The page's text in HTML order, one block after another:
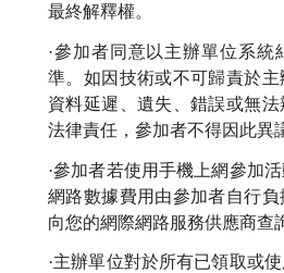
最終解釋權。
·參加者同意以主辦單位系統
準。如因技術或不可歸責於
資料延遲、遺失、錯誤或無
法律責任，參加者不得因此異
·參加者若使用手機上網參加
網路數據費用由參加者自行
向您的網際網路服務供應商查
·主辦單位對於所有已領取或